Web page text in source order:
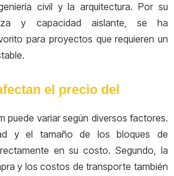
civil y la arquitectura. Por su
y capacidad aislante, se ha
para proyectos que requieren un
el precio del
puede variar según diversos factores.
y el tamaño de los bloques de
en su costo. Segundo, la
y los costos de transporte también